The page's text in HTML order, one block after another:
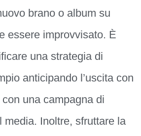
brano o album su
essere improvvisato. È
una strategia di
anticipando l’uscita con
una campagna di
media. Inoltre, sfruttare la